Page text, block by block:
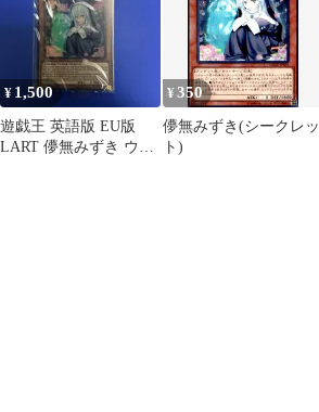
¥ 1,500
遊戯王 英語版 EU版
LART 儚無みずき ウル
¥350
儚無みずき(シークレッ
ト)